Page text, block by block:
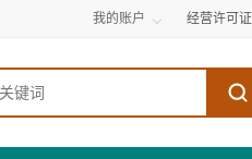
我的账户 经营许可证